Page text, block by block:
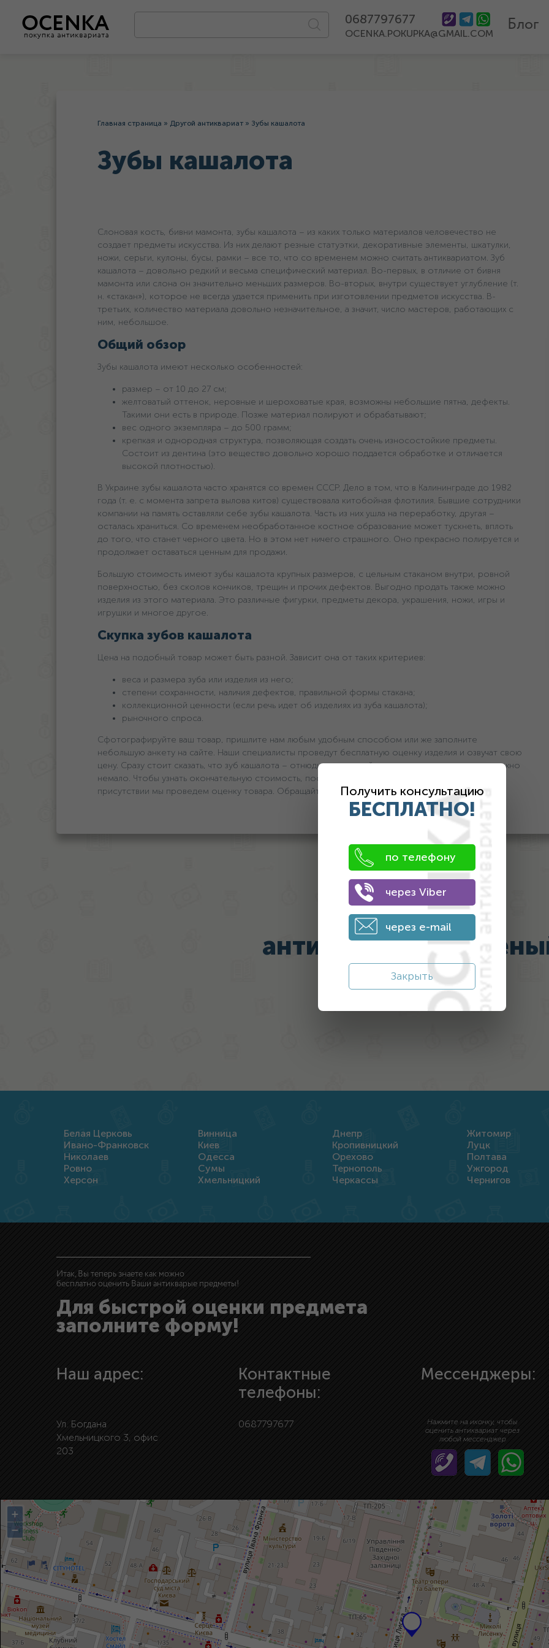
0687797677
OCENKA.POKUPKA@GMAIL.COM Блог
Главная страница » Другой антиквариат » Зубы кашалота
Зубы кашалота
Слоновая кость, бивни мамонта, зубы кашалота – из каких только материалов человечество не
создает предметы искусства. Из них делают резные статуэтки, декоративные элементы, шкатулки,
ножи, серьги, кулоны, бусы, рамки – все то, что со временем можно считать антиквариатом. Зуб
кашалота – довольно редкий и весьма специфический материал. Во-первых, в отличие от бивня
мамонта или слона он значительно меньших размеров. Во-вторых, внутри существует углубление (т.
н. «стакан»), которое не всегда удается применить при изготовлении предметов искусства. В-
третьих, количество материала довольно незначительное, а значит, число мастеров, работающих с
ним, небольшое.
Общий обзор
Зубы кашалота имеют несколько особенностей:
размер – от 10 до 27 см;
желтоватый оттенок, неровные и шероховатые края, возможны небольшие пятна, дефекты.
Такими они есть в природе. Позже материал полируют и обрабатывают;
вес одного экземпляра – до 500 грамм;
крепкая и однородная структура, позволяющая создать очень износостойкие предметы.
Состоит из дентина (это вещество довольно хорошо поддается обработке и отличается
высокой плотностью).
В Украине зубы кашалота часто хранятся со времен СССР. Дело в том, что в Калининграде до 1982
года (т. е. с момента запрета вылова китов) существовала китобойная флотилия. Бывшие сотрудники
компании на память оставляли себе зубы кашалота. Часть из них ушла на переработку, другая –
осталась храниться. Со временем необработанное костное образование может тускнеть, вплоть
до того, что станет черного цвета. Но в этом нет ничего страшного. Оно прекрасно полируется и
продолжает оставаться ценным для продажи.
Большую стоимость имеют зубы кашалота крупных размеров, с цельным стаканом внутри, ровной
поверхностью, без сколов кончиков, трещин и прочих дефектов. Выгодно продать также можно
изделия из этого материала. Это различные фигурки, предметы декора, украшения, ножи, игры и
игрушки и многое другое.
Скупка зубов кашалота
Цена на подобный товар может быть разной. Зависит она от таких критериев:
веса и размера зуба или изделия из него;
степени сохранности, наличия дефектов, правильной формы стакана;
коллекционной ценности (если речь идет об изделиях из зуба кашалота);
рыночного спроса.
Сфотографируйте ваш товар, пришлите нам любым удобным способом или же заполните
небольшую анкету на сайте. Наши специалисты проведут бесплатную оценку изделия и озвучат свою
цену. Сразу стоит сказать, что зуб кашалота – отнюдь не дешевый материал, получить за него можно
немало. Чтобы узнать окончательную стоимость, посетите офис компании в Киеве. В вашем
присутствии мы проведем оценку товара. Обращайтесь!
Последний
антиквариат
нами
Белая Церковь Винница Днепр
Житомир
Ивано-Франковск
Киев Кропивницкий
Луцк
Николаев
Одесса Орехово
Полтава
Ровно
Сумы Тернополь
Ужгород
Херсон
Хмельницкий Черкассы Чернигов
Итак, Вы теперь знаете как можно
бесплатно оценить Ваши антикварые предметы!
Для быстрой оценки предмета
заполните форму!
Наш адрес:
Ул. Богдана
Хмельницкого 3, офис
203
Контактные
телефоны:
0687797677
Мессенджеры:
Нажмите на иконку, чтобы
оценить антиквариат через
любой мессенджер
+
−
Получить консультацию
БЕСПЛАТНО!
по телефону
через Viber
через e-mail
Закрыть